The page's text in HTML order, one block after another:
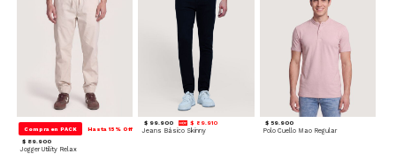
Compra en PACK Hasta 15% Off
$ 89.900
Jogger Utility Relax
$ 99.900 $ 89.910
Jeans Básico Skinny
$ 59.900
Polo Cuello Mao Regular